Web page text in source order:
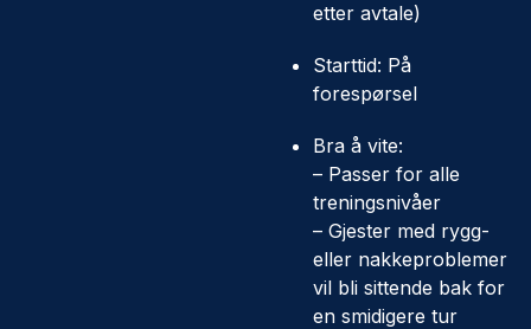
etter avtale)
Starttid: På
forespørsel
Bra å vite:
– Passer for alle
treningsnivåer
– Gjester med rygg-
eller nakkeproblemer
vil bli sittende bak for
en smidigere tur